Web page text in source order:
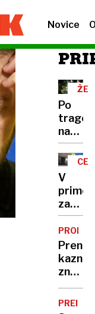
Novice
Po
na
tirov
je
rutine
V
sestri
kazni
znotraj
EU:
na